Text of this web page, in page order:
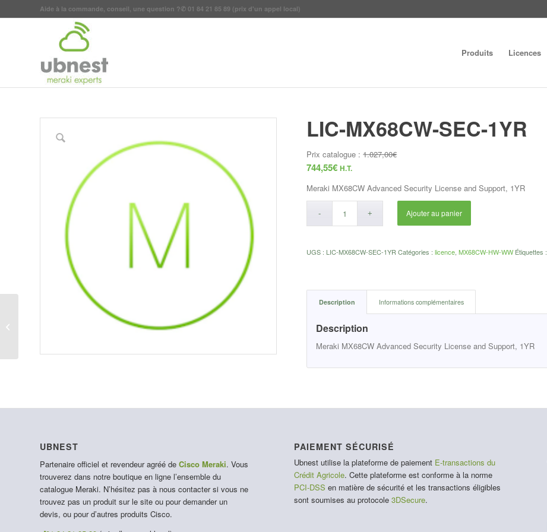
Aide à la commande, conseil, une question ?✆ 01 84 21 85 89 (prix d'un appel local)
Produits Licences
LIC-MX68CW-SEC-1YR
Prix catalogue :1.027,00€
744,55€ H.T.
Meraki MX68CW Advanced Security License and Support, 1YR
Ajouter au panier
UGS : LIC-MX68CW-SEC-1YR Catégories :licence ,MX68CW-HW-WW Étiquettes :
Description Informations complémentaires
Description
Meraki MX68CW Advanced Security License and Support, 1YR
UBNEST
Partenaire officiel et revendeur agréé de Cisco Meraki. Vous
trouverez dans notre boutique en ligne l’ensemble du
catalogue Meraki. N’hésitez pas à nous contacter si vous ne
trouvez pas un produit sur le site ou pour demander un
devis, ou pour d’autres produits Cisco.
PAIEMENT SÉCURISÉ
Ubnest utilise la plateforme de paiement E-transactions du
Crédit Agricole. Cette plateforme est conforme à la norme
PCI-DSS en matière de sécurité et les transactions éligibles
sont soumises au protocole 3DSecure.